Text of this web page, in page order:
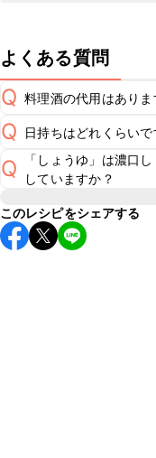
よくある質問
Q 料理酒の代用はありま
A
Q 日持ちはどれくらいで
A
保存期間は冷蔵で翌
※日持ちは目安です。
Q
「しょうゆ」は濃口
していますか？
A
このレシピをシェアする